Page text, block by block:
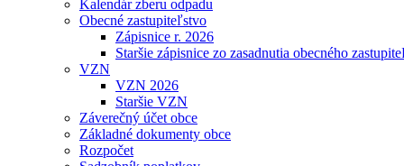
Kalendár zberu odpadu
Obecné zastupiteľstvo
Zápisnice r. 2026
Staršie zápisnice zo zasadnutia obecného
VZN
VZN 2026
Staršie VZN
Záverečný účet obce
Základné dokumenty obce
Rozpočet